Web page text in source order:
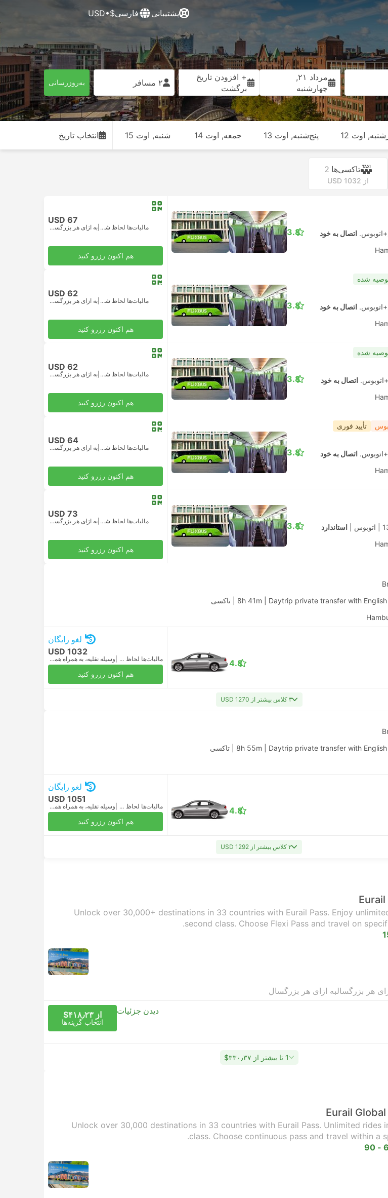
پشتیبانی فارسی$•USD
مرداد ۲۱,
چهارشنبه
+ افزودن تاریخ
برگشت
۲ مسافر به‌روزرسانی
اوت 12 پنج‌شنبه, اوت 13 جمعه, اوت 14 شنبه, اوت 15 انتخاب تاریخ
تاکسی‌ها 2
از USD 1032
اتصال به خود 3.8
USD 67
مالیات‌ها لحاظ شده | به ازای هر بزرگسال
هم اکنون رزرو کنید
شده
اتصال به خود 3.8
USD 62
مالیات‌ها لحاظ شده | به ازای هر بزرگسال
هم اکنون رزرو کنید
شده
اتصال به خود 3.8
USD 62
مالیات‌ها لحاظ شده | به ازای هر بزرگسال
هم اکنون رزرو کنید
تأیید فوری
اتصال به خود 3.8
USD 64
مالیات‌ها لحاظ شده | به ازای هر بزرگسال
هم اکنون رزرو کنید
اتوبوس استاندارد 3.8
USD 73
مالیات‌ها لحاظ شده | به ازای هر بزرگسال
هم اکنون رزرو کنید
8h 41m | Daytrip private transfer with تاکسی
4.8
لغو رایگان
USD 1032
مالیات‌ها لحاظ شده وسیله نقلیه، به همراه همه‌چیز
هم اکنون رزرو کنید
۳ کلاس بیشتر از USD 1270
8h 55m | Daytrip private transfer with تاکسی
4.8
لغو رایگان
USD 1051
مالیات‌ها لحاظ شده وسیله نقلیه، به همراه همه‌چیز
هم اکنون رزرو کنید
۳ کلاس بیشتر از USD 1292
Unlock over 30,000+ destinations in 33 countries with Eurail Pass. Enjoy
second class. Choose Flexi Pass and travel on
هر بزرگسالبه ازای هر بزرگسال
دیدن جزئیات از ‎$۴۱۸٫۲۳
انتخاب گزینه‌ها
1 تا بیشتر از ‎$۳۳۰٫۳۷
Eurail
Unlock over 30,000 destinations in 33 countries with Eurail Pass. Unlimited rides
class. Choose continuous pass and travel within a